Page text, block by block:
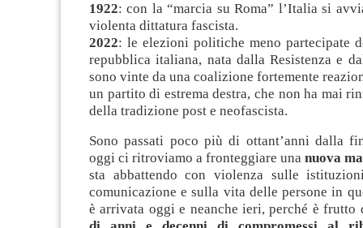
1922: con la “marcia su Roma” l’Italia si
violenta dittatura fascista.
2022: le elezioni politiche meno partecipate
repubblica italiana, nata dalla Resistenza e
sono vinte da una coalizione fortemente
un partito di estrema destra, che non ha mai
della tradizione post e neofascista.
Sono passati poco più di ottant’anni dalla
oggi ci ritroviamo a fronteggiare una nuova
sta abbattendo con violenza sulle
comunicazione e sulla vita delle persone in
è arrivata oggi e neanche ieri, perché è frutto